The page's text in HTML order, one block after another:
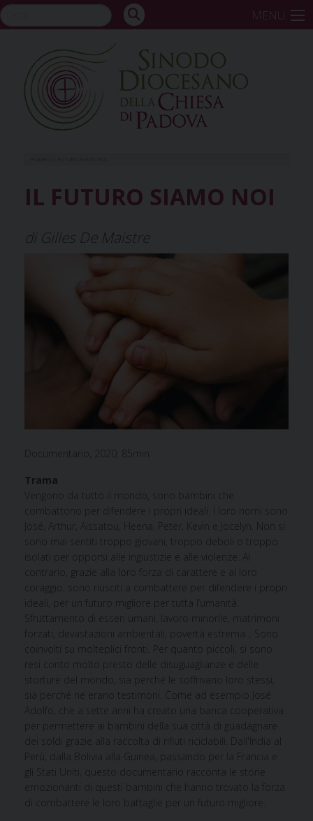
Skip
to
MENU
IL FUTURO SIAMO NOI
di Gilles De Maistre
Documentario, 2020, 85min
Trama
Vengono da tutto il mondo, sono bambini che
combattono per difendere i propri ideali. I loro nomi sono
José, Arthur, Aissatou, Heena, Peter, Kevin e Jocelyn. Non si
sono mai sentiti troppo giovani, troppo deboli o troppo
isolati per opporsi alle ingiustizie e alle violenze. Al
contrario, grazie alla loro forza di carattere e al loro
coraggio, sono riusciti a combattere per difendere i propri
ideali, per un futuro migliore per tutta l’umanità.
Sfruttamento di esseri umani, lavoro minorile, matrimoni
forzati, devastazioni ambientali, povertà estrema... Sono
coinvolti su molteplici fronti. Per quanto piccoli, si sono
resi conto molto presto delle disuguaglianze e delle
storture del mondo, sia perché le soffrivano loro stessi,
sia perché ne erano testimoni. Come ad esempio José
Adolfo, che a sette anni ha creato una banca cooperativa
per permettere ai bambini della sua città di guadagnare
dei soldi grazie alla raccolta di rifiuti riciclabili. Dall'India al
Perù, dalla Bolivia alla Guinea, passando per la Francia e
gli Stati Uniti, questo documentario racconta le storie
emozionanti di questi bambini che hanno trovato la forza
di combattere le loro battaglie per un futuro migliore.